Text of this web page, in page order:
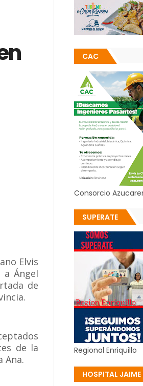
Elvis
a Ángel
de
de la
Ana.
CAC
Consorcio
SUPERATE
Regional Enriquillo
HOSPITAL